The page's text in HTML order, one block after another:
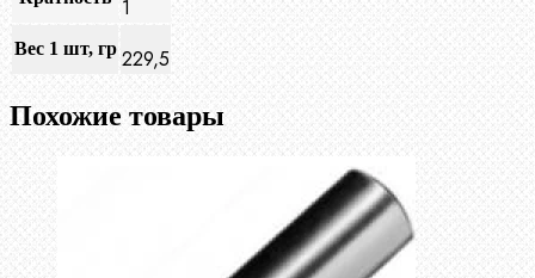
1
Вес 1 шт, гр 229,5
Похожие товары